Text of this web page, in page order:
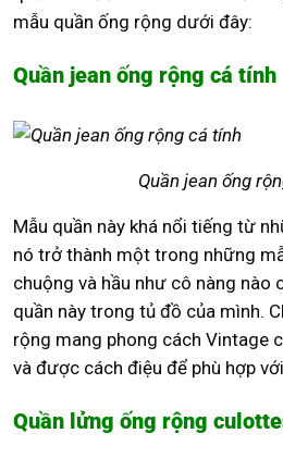
mẫu quần ống rộng dưới đây:
Quần jean ống rộng cá tính
Quần jean ống
Mẫu quần này khá nổi tiếng từ
nó trở thành một trong những
chuộng và hầu như cô nàng nào
quần này trong tủ đồ của mình.
rộng mang phong cách Vintage
và được cách điệu để phù hợp
Quần lửng ống rộng